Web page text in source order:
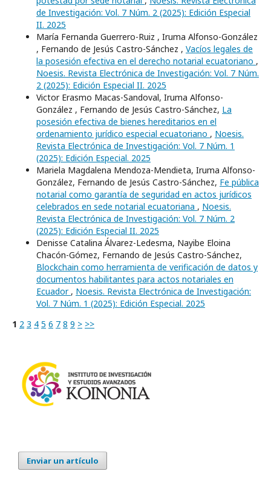
de Investigación: Vol. 7 Núm. 2 (2025): Edición Especial
II. 2025
María Fernanda Guerrero-Ruiz , Iruma Alfonso-González
, Fernando de Jesús Castro-Sánchez , Vacíos legales de
la posesión efectiva en el derecho notarial ecuatoriano ,
Noesis. Revista Electrónica de Investigación: Vol. 7 Núm.
2 (2025): Edición Especial II. 2025
Victor Erasmo Macas-Sandoval, Iruma Alfonso-
González , Fernando de Jesús Castro-Sánchez, La
posesión efectiva de bienes hereditarios en el
ordenamiento jurídico especial ecuatoriano , Noesis.
Revista Electrónica de Investigación: Vol. 7 Núm. 1
(2025): Edición Especial. 2025
Mariela Magdalena Mendoza-Mendieta, Iruma Alfonso-
González, Fernando de Jesús Castro-Sánchez, Fe pública
notarial como garantía de seguridad en actos jurídicos
celebrados en sede notarial ecuatoriana , Noesis.
Revista Electrónica de Investigación: Vol. 7 Núm. 2
(2025): Edición Especial II. 2025
Denisse Catalina Álvarez-Ledesma, Nayibe Eloina
Chacón-Gómez, Fernando de Jesús Castro-Sánchez,
Blockchain como herramienta de verificación de datos y
documentos habilitantes para actos notariales en
Ecuador , Noesis. Revista Electrónica de Investigación:
Vol. 7 Núm. 1 (2025): Edición Especial. 2025
1 2 3 4 5 6 7 8 9 > >>
Enviar un artículo